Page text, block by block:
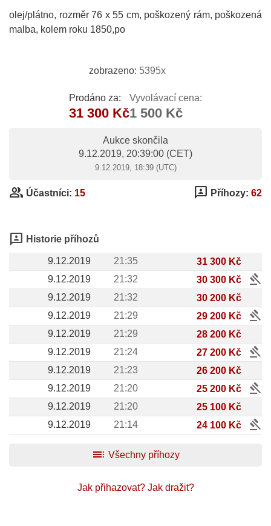
olej/plátno, rozměr 76 x 55 cm, poškozený rám, poškozená
malba, kolem roku 1850,po
zobrazeno: 5395x
Prodáno za:
31 300 Kč
Vyvolávací cena:
1 500 Kč
Aukce skončila
9.12.2019, 20:39:00 (CET)
9.12.2019, 18:39 (UTC)
group Účastníci: 15 3p Příhozy: 62
3p Historie příhozů
9.12.2019 21:35
31 300 Kč
9.12.2019
21:32 30 300 Kč gavel
9.12.2019 21:32
30 200 Kč
9.12.2019
21:29 29 200 Kč gavel
9.12.2019 21:29
28 200 Kč
9.12.2019
21:24 27 200 Kč gavel
9.12.2019 21:23
26 200 Kč
9.12.2019
21:20 25 200 Kč gavel
9.12.2019 21:20
25 100 Kč
9.12.2019
21:14 24 100 Kč
gavel
toc Všechny příhozy
Jak přihazovat? Jak dražit?